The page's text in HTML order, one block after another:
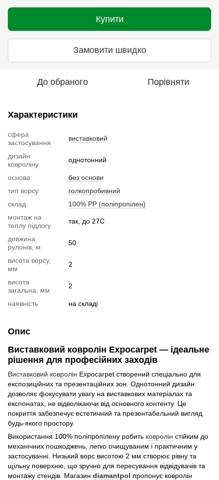
Купити
Замовити швидко
До обраного Порівняти
Характеристики
сфера
застосування
виставковий
дизайн
ковроліну
однотонний
основа
без основи
тип ворсу
голкопробивний
склад
100% РР (поліпропілен)
монтаж на
теплу підлогу
так, до 27С
довжина
рулонів, м
50
висота ворсу,
мм
2
висота
загальна, мм
2
наявність на складі
Опис
Виставковий ковролін Expocarpet — ідеальне
рішення для професійних заходів
Виставковий ковролін Expocarpet створений спеціально для
експозиційних та презентаційних зон. Однотонний дизайн
дозволяє фокусувати увагу на виставкових матеріалах та
експонатах, не відволікаючи від основного контенту. Це
покриття забезпечує естетичний та презентабельний вигляд
будь-якого простору.
Використання 100% поліпропілену робить ковролін стійким до
механічних пошкоджень, легко очищуваним і практичним у
застосуванні. Низький ворс висотою 2 мм створює рівну та
щільну поверхню, що зручно для пересування відвідувачів та
монтажу стендів. Магазин diamantpol пропонує ковролін